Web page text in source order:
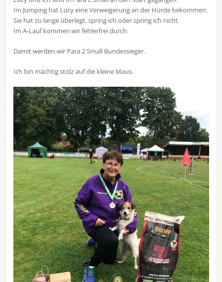
Im Jumping hat Lucy eine Verweigerung an der Hürde bekommen.
Sie hat zu lange überlegt, spring ich oder spring ich nicht.
Im A-Lauf kommen wir fehlerfrei durch.
Damit werden wir Para 2 Small Bundessieger.
Ich bin mächtig stolz auf die kleine Maus.